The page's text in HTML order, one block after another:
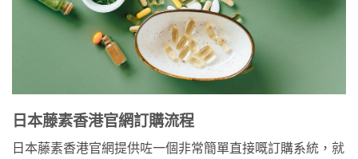
日本藤素香港官網訂購流程
日本藤素香港官網提供咗一個非常簡單直接嘅訂購系統，就